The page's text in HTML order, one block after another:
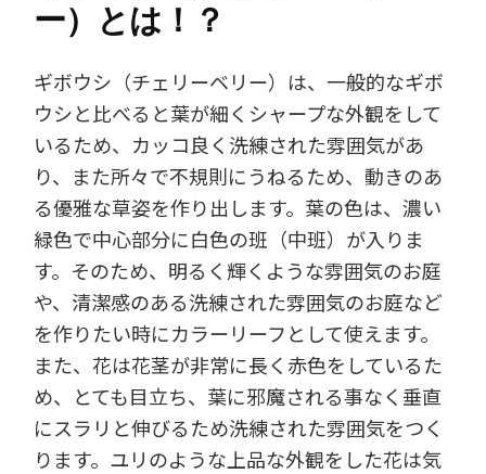
ー）とは！？
ギボウシ（チェリーベリー）は、一般的なギボ
ウシと比べると葉が細くシャープな外観をして
いるため、カッコ良く洗練された雰囲気があ
り、また所々で不規則にうねるため、動きのあ
る優雅な草姿を作り出します。葉の色は、濃い
緑色で中心部分に白色の班（中班）が入りま
す。そのため、明るく輝くような雰囲気のお庭
や、清潔感のある洗練された雰囲気のお庭など
を作りたい時にカラーリーフとして使えます。
また、花は花茎が非常に長く赤色をしているた
め、とても目立ち、葉に邪魔される事なく垂直
にスラリと伸びるため洗練された雰囲気をつく
ります。ユリのような上品な外観をした花は気